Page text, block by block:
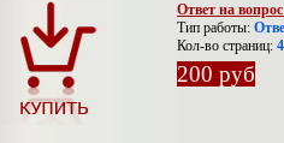
Ответ на
Тип работы:
Кол-во страниц: 4
200 руб